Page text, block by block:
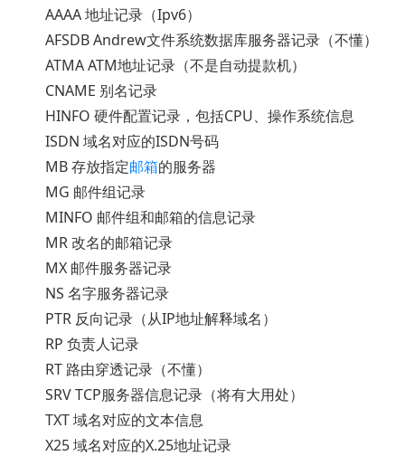
AAAA 地址记录（Ipv6）
AFSDB Andrew文件系统数据库服务器记录（不懂）
ATMA ATM地址记录（不是自动提款机）
CNAME 别名记录
HINFO 硬件配置记录，包括CPU、操作系统信息
ISDN 域名对应的ISDN号码
MB 存放指定邮箱的服务器
MG 邮件组记录
MINFO 邮件组和邮箱的信息记录
MR 改名的邮箱记录
MX 邮件服务器记录
NS 名字服务器记录
PTR 反向记录（从IP地址解释域名）
RP 负责人记录
RT 路由穿透记录（不懂）
SRV TCP服务器信息记录（将有大用处）
TXT 域名对应的文本信息
X25 域名对应的X.25地址记录